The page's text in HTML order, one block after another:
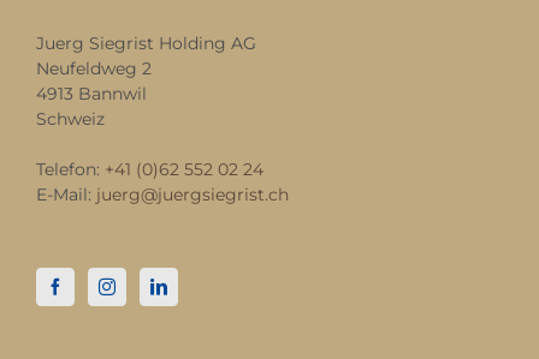
Juerg Siegrist Holding AG
Neufeldweg 2
4913 Bannwil
Schweiz
Telefon: +41 (0)62 552 02 24
E-Mail: juerg@juergsiegrist.ch